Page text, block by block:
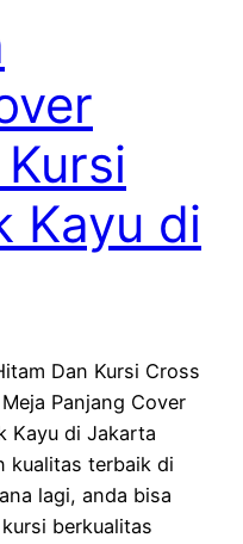
Kayu di
Dan Kursi Cross
Panjang Cover
Kayu di Jakarta
kualitas terbaik di
lagi, anda bisa
berkualitas